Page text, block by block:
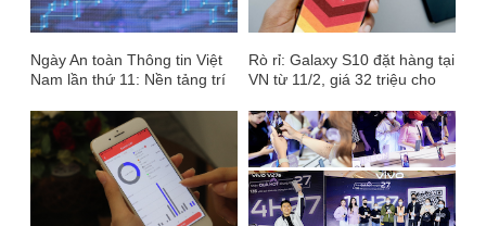
Ngày An toàn Thông tin Việt
Nam lần thứ 11: Nền tảng trí
minh
Rò rỉ: Galaxy S10 đặt hàng tại
VN từ 11/2, giá 32 triệu cho